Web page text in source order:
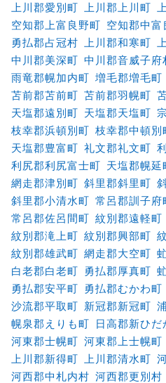
上川郡愛別町
上川郡上川町
空知郡上富良野町 空知郡中富
勇払郡占冠村
上川郡和寒町
中川郡美深町 中川郡音威子府
雨竜郡幌加内町 増毛郡増毛町
苫前郡苫前町 苫前郡羽幌町
天塩郡遠別町 天塩郡天塩町
枝幸郡浜頓別町 枝幸郡中頓別
天塩郡豊富町 礼文郡礼文町
利尻郡利尻富士町 天塩郡幌延
網走郡津別町 斜里郡斜里町
斜里郡小清水町 常呂郡訓子府
常呂郡佐呂間町 紋別郡遠軽町
紋別郡滝上町 紋別郡興部町
紋別郡雄武町 網走郡大空町
白老郡白老町
勇払郡厚真町
勇払郡安平町
勇払郡むかわ町
沙流郡平取町 新冠郡新冠町
幌泉郡えりも町
日高郡新ひだ
河東郡士幌町 河東郡上士幌町
上川郡新得町
上川郡清水町
河西郡中札内村 河西郡更別村